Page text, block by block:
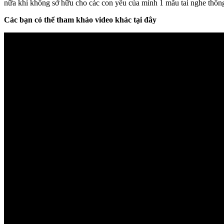
nữa khi không sở hữu cho các con yêu của mình 1 mẫu tai nghe
Các bạn có thể tham khảo video khác tại đây